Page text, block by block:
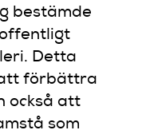
bestämde
Detta
förbättra
också att
som